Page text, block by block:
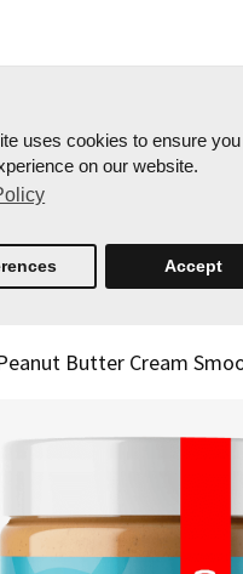
uses cookies to ensure
on our website.
Accept
Butter Cream